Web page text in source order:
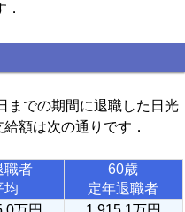
までの期間に退職した日光
額は次の通りです．
職者
均
60歳
定年退職者